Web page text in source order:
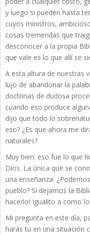
y luego si pueden hasta
cuyos ministros,
cosas tremendas que
desconocer a la propia
que vale es lo que allí se
A esta altura de nuestras
lujo de abandonar la
doctrinas de dudosa
cuando eso produce
dijo que todo lo
eso? ¿Es que ahora me
naturales?
Muy bien; eso fue lo que
Dios. La única que se
una enseñanza:
pueblo? Si dejamos la
hacerlo! Igualito a como
Mi pregunta en este día,
harás tú en una situación